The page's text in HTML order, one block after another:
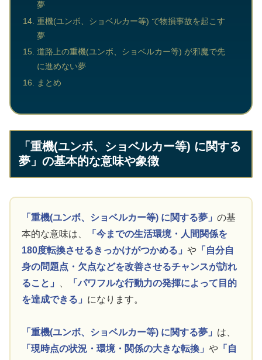
夢
重機(ユンボ、ショベルカー等) で物損事故を起こす
夢
道路上の重機(ユンボ、ショベルカー等) が邪魔で先
に進めない夢
まとめ
「重機(ユンボ、ショベルカー等) に関する
夢」の基本的な意味や象徴
「重機(ユンボ、ショベルカー等) に関する夢」の基
本的な意味は、
「今までの生活環境・人間関係を
180度転換させるきっかけがつかめる」や 「自分自
身の問題点・欠点などを改善させるチャンスが訪れ
ること」
「パワフルな行動力の発揮によって目的
を達成できる」 になります。
「重機(ユンボ、ショベルカー等) に関する夢」 は、
「現時点の状況・環境・関係の大きな転換」や 「自